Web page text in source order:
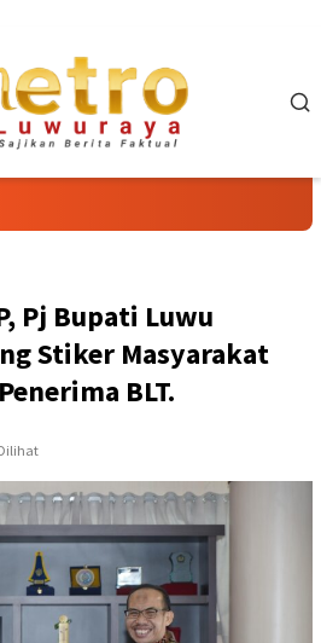
Pj Bupati Luwu
Stiker Masyarakat
BLT.